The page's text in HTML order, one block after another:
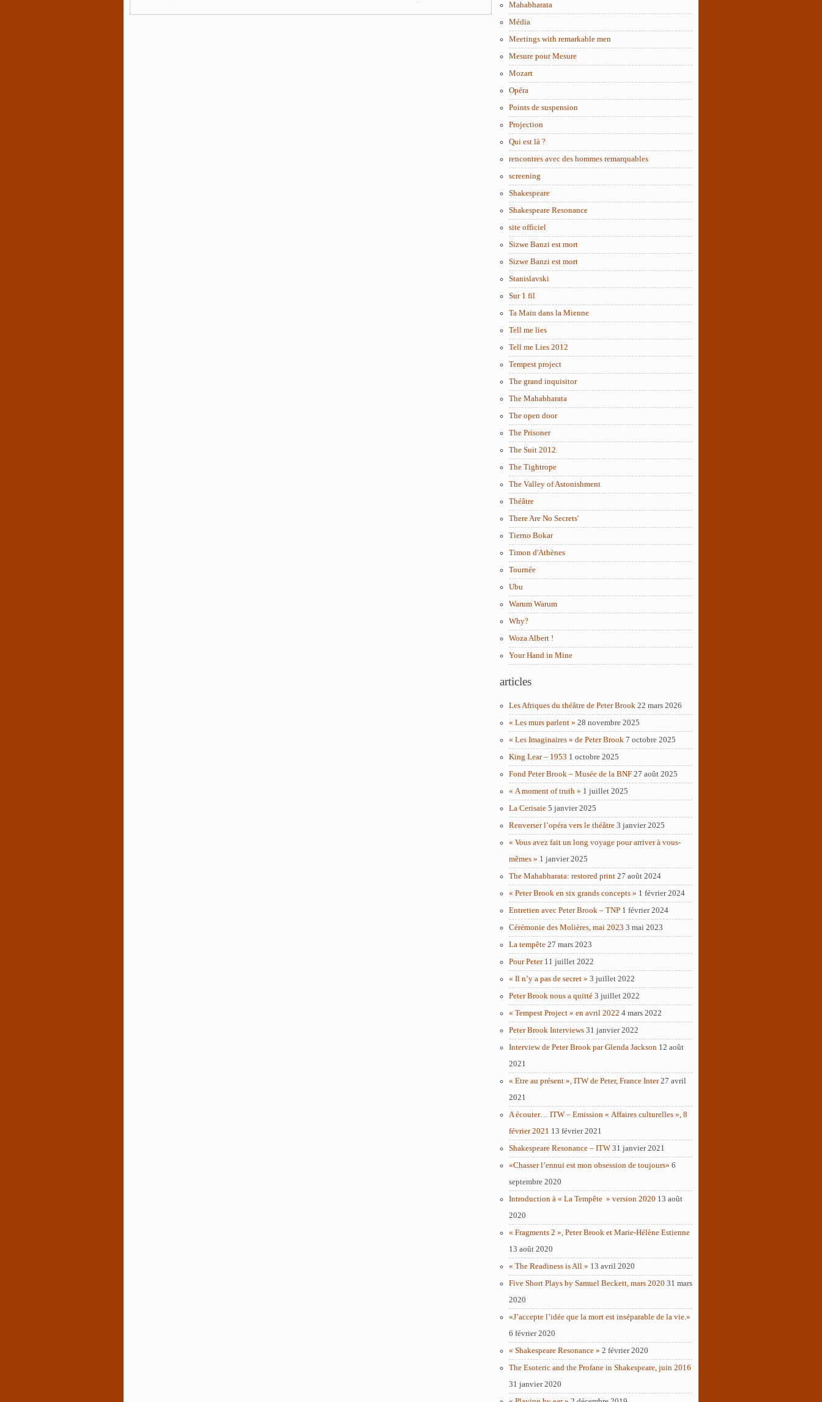
Mahabharata
Média
Meetings with remarkable men
Mesure pour Mesure
Mozart
Opéra
Points de suspension
Projection
Qui est là ?
rencontres avec des hommes remarquables
screening
Shakespeare
Shakespeare Resonance
site officiel
Sizwe Banzi est mort
Sizwe Banzi est mort
Stanislavski
Sur 1 fil
Ta Main dans la Mienne
Tell me lies
Tell me Lies 2012
Tempest project
The grand inquisitor
The Mahabharata
The open door
The Prisoner
The Suit 2012
The Tightrope
The Valley of Astonishment
Théâtre
There Are No Secrets'
Tierno Bokar
Timon d'Athènes
Tournée
Ubu
Warum Warum
Why?
Woza Albert !
Your Hand in Mine
articles
Les Afriques du théâtre de Peter Brook 22 mars 2026
« Les murs parlent » 28 novembre 2025
« Les Imaginaires » de Peter Brook 7 octobre 2025
King Lear – 1953 1 octobre 2025
Fond Peter Brook – Musée de la BNF 27 août 2025
« A moment of truth » 1 juillet 2025
La Cerisaie 5 janvier 2025
Renverser l’opéra vers le théâtre 3 janvier 2025
« Vous avez fait un long voyage pour arriver à vous-
mêmes » 1 janvier 2025
The Mahabharata: restored print 27 août 2024
« Peter Brook en six grands concepts » 1 février 2024
Entretien avec Peter Brook – TNP 1 février 2024
Cérémonie des Molières, mai 2023 3 mai 2023
La tempête 27 mars 2023
Pour Peter 11 juillet 2022
« Il n’y a pas de secret » 3 juillet 2022
Peter Brook nous a quitté 3 juillet 2022
« Tempest Project » en avril 2022 4 mars 2022
Peter Brook Interviews 31 janvier 2022
Interview de Peter Brook par Glenda Jackson 12 août
2021
« Etre au présent », ITW de Peter, France Inter 27 avril
2021
A écouter… ITW – Emission « Affaires culturelles », 8
février 2021 13 février 2021
Shakespeare Resonance – ITW 31 janvier 2021
«Chasser l’ennui est mon obsession de toujours» 6
septembre 2020
Introduction à « La Tempête » version 2020 13 août
2020
« Fragments 2 », Peter Brook et Marie-Hélène Estienne
13 août 2020
« The Readiness is All » 13 avril 2020
Five Short Plays by Samuel Beckett, mars 2020 31 mars
2020
«J’accepte l’idée que la mort est inséparable de la vie.»
6 février 2020
« Shakespeare Resonance » 2 février 2020
The Esoteric and the Profane in Shakespeare, juin 2016
31 janvier 2020